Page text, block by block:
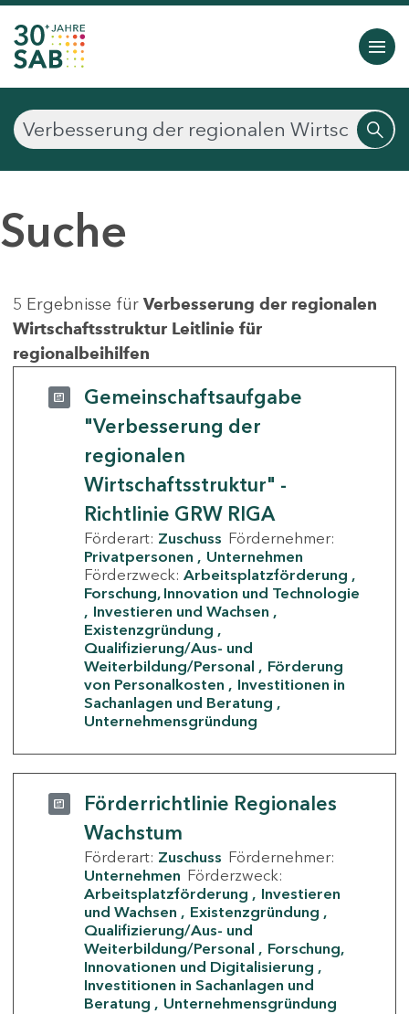
Suche
5 Ergebnisse für Verbesserung der regionalen
Wirtschaftsstruktur Leitlinie für
regionalbeihilfen
Gemeinschaftsaufgabe
"Verbesserung der
regionalen
Wirtschaftsstruktur" -
Richtlinie GRW RIGA
Förderart: Zuschuss Fördernehmer:
Privatpersonen
Unternehmen
Förderzweck: Arbeitsplatzförderung
Forschung, Innovation und Technologie
Investieren und Wachsen
Existenzgründung
Qualifizierung/Aus- und
Weiterbildung/Personal
Förderung
von Personalkosten
Investitionen in
Sachanlagen und Beratung
Unternehmensgründung
Förderrichtlinie Regionales
Wachstum
Förderart: Zuschuss Fördernehmer:
Unternehmen Förderzweck:
Arbeitsplatzförderung
Investieren
und Wachsen
Existenzgründung
Qualifizierung/Aus- und
Weiterbildung/Personal
Forschung,
Innovationen und Digitalisierung
Investitionen in Sachanlagen und
Beratung
Unternehmensgründung